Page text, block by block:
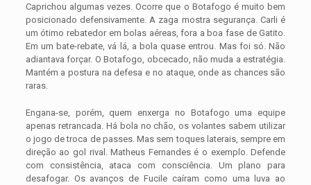
Caprichou algumas vezes. Ocorre que o Botafogo é muito bem
posicionado defensivamente. A zaga mostra segurança. Carli é
um ótimo rebatedor em bolas aéreas, fora a boa fase de Gatito.
Em um bate-rebate, vá lá, a bola quase entrou. Mas foi só. Não
adiantava forçar. O Botafogo, obcecado, não muda a estratégia.
Mantém a postura na defesa e no ataque, onde as chances são
raras.
Engana-se, porém, quem enxerga no Botafogo uma equipe
apenas retrancada. Há bola no chão, os volantes sabem utilizar
o jogo de troca de passes. Mas sem toques laterais, sempre em
direção ao gol rival. Matheus Fernandes é o exemplo. Defende
com consistência, ataca com consciência. Um plano para
desafogar. Os avanços de Fucile caíram como uma luva ao